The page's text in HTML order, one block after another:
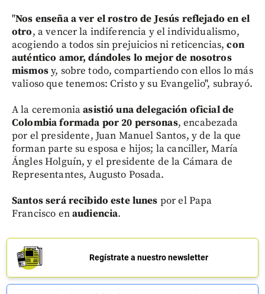
"Nos enseña a ver el rostro de Jesús reflejado en el
otro, a vencer la indiferencia y el individualismo,
acogiendo a todos sin prejuicios ni reticencias,con
auténtico amor, dándoles lo mejor de nosotros
mismosy, sobre todo, compartiendo con ellos lo más
valioso que tenemos: Cristo y su Evangelio", subrayó.
A la ceremoniaasistió una delegación oficial de
Colombia formada por 20 personas, encabezada
por el presidente, Juan Manuel Santos, y de la que
forman parte su esposa e hijos; la canciller, María
Ángles Holguín, y el presidente de la Cámara de
Representantes, Augusto Posada.
Santos será recibido este lunes por el Papa
Francisco enaudiencia.
Regístrate a nuestro newsletter